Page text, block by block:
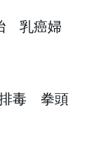
乳癌婦
排毒 拳頭